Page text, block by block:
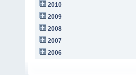
2010
2009
2008
2007
2006